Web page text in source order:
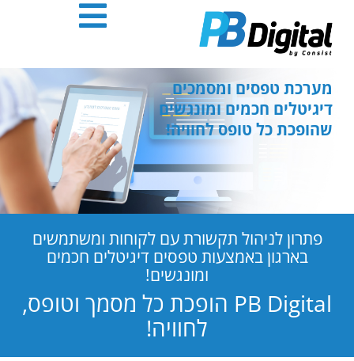
אנטר
מערכת טפסים ומסמכים
דיגיטלים חכמים ומונגשים
שהופכת כל טופס לחוויה!
פתרון לניהול תקשורת עם לקוחות ומשתמשים
בארגון באמצעות טפסים דיגיטלים חכמים
ומונגשים!
PB Digital הופכת כל מסמך וטופס,
לחוויה!